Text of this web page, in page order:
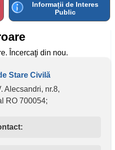
Informații de Interes
Public
Încercaţi din nou.
Stare Civilă
Alecsandri, nr.8,
RO 700054;